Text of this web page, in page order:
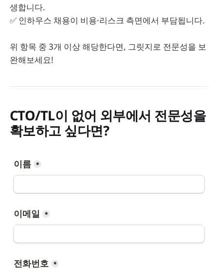
생합니다.
✅ 인하우스 채용이 비용·리스크 측면에서 부담됩니다.
위 항목 중 3개 이상 해당한다면, 그릿지로 전문성을 보
완해보세요!
CTO/TL이 없어 외부에서 전문성을
확보하고 싶다면?